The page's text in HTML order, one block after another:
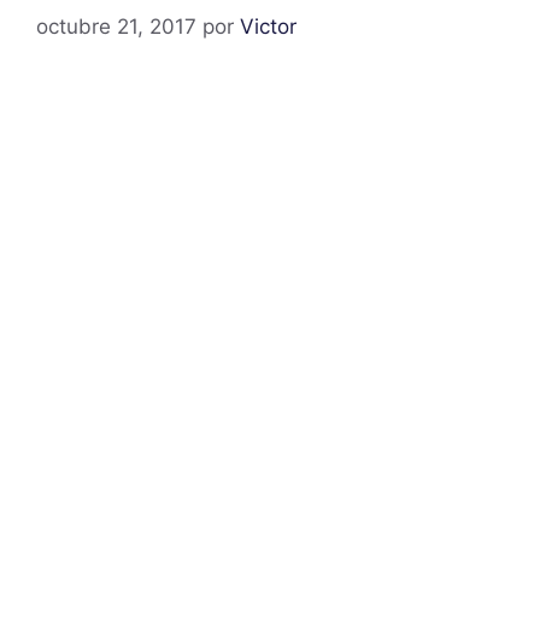
octubre 21, 2017 por Victor